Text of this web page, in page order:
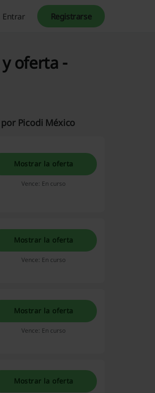
Entrar Registrarse
oferta -
Picodi México
Mostrar la oferta
Vence: En curso
Mostrar la oferta
Vence: En curso
Mostrar la oferta
Vence: En curso
Mostrar la oferta